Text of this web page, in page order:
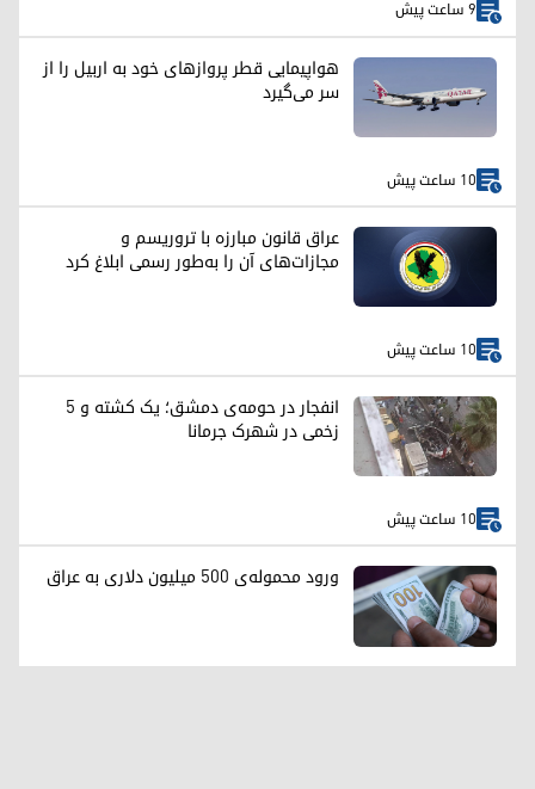
9 ساعت پیش
هواپیمایی قطر پروازهای خود به اربیل را از
سر می‌گیرد
10 ساعت پیش
عراق قانون مبارزه با تروریسم و
مجازات‌های آن را به‌طور رسمی ابلاغ کرد
10 ساعت پیش
انفجار در حومه‌ی دمشق؛ یک کشته و ۵
زخمی در شهرک جرمانا
10 ساعت پیش
ورود محموله‌ی ۵۰۰ میلیون دلاری به عراق